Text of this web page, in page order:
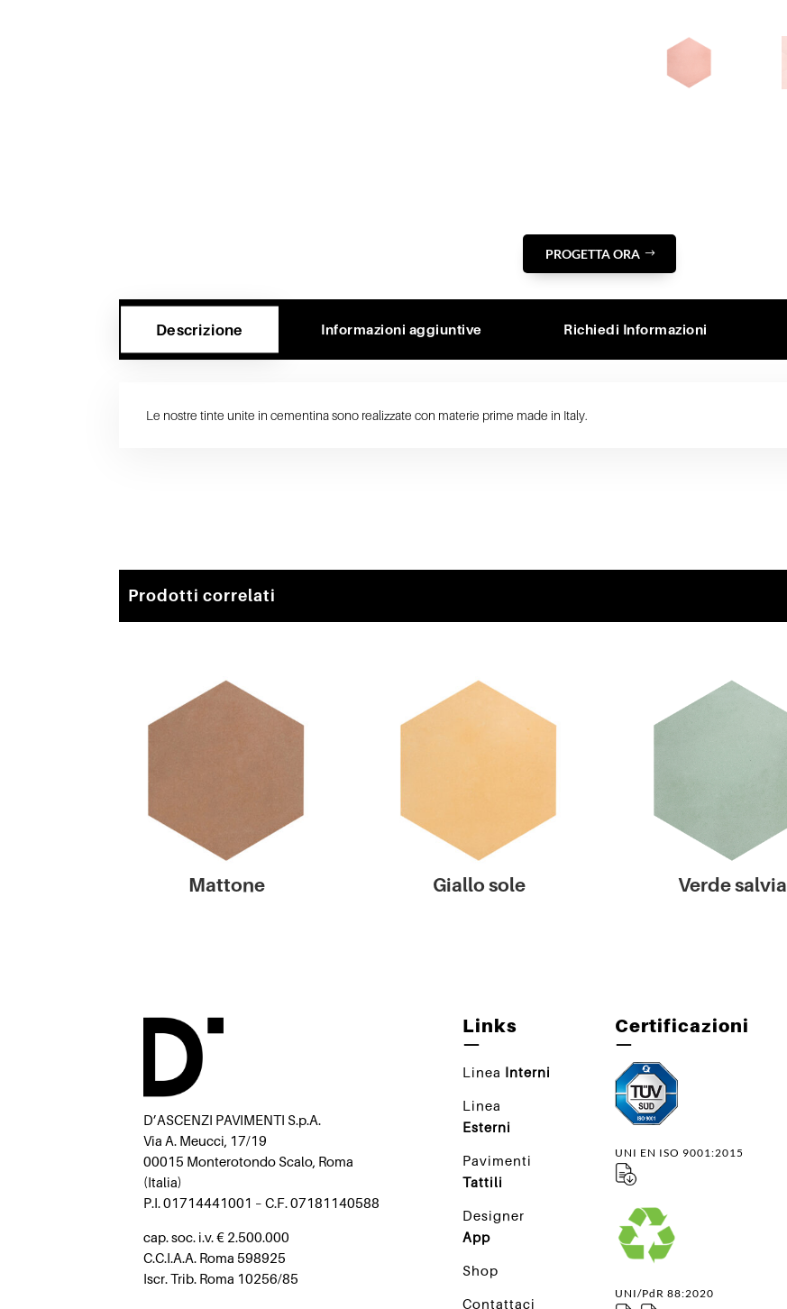
PROGETTA ORA
Descrizione Informazioni aggiuntive Richiedi Informazioni
Le nostre tinte unite in cementina sono realizzate con materie prime made in Italy.
Prodotti correlati
Mattone Giallo sole Verde salvia
D’ASCENZI PAVIMENTI S.p.A.
Via A. Meucci, 17/19
00015 Monterotondo Scalo, Roma
(Italia)
P.I. 01714441001 – C.F. 07181140588
cap. soc. i.v. € 2.500.000
C.C.I.A.A. Roma 598925
Iscr. Trib. Roma 10256/85
Links
—
Linea Interni
Linea
Esterni
Pavimenti
Tattili
Designer
App
Shop
Contattaci
Certificazioni
—
UNI EN ISO 9001:2015
UNI/PdR 88:2020